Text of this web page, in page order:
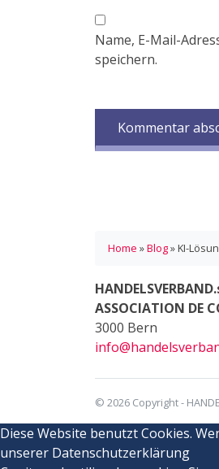
Name, E-Mail-
speichern.
Home »Blog»KI-
ASSOCIATION DE
3000 Bern
© 2026 Copyright -
Diese Website benutzt Cookies.
unserer Datenschutzerklärung